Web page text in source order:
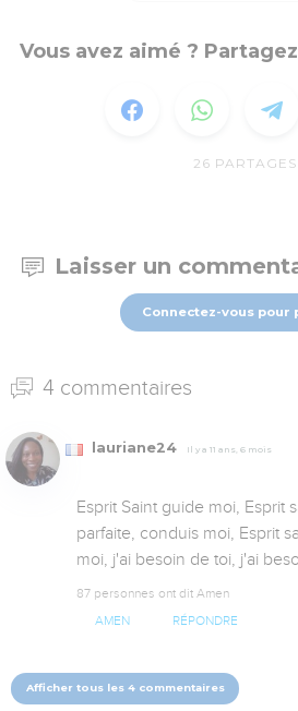
Vous avez aimé ?
26 PARTAGES
Laisser un
Connectez-vous pour
4 commentaires
lauriane24 Il y a 11 ans, 6 mois
Esprit Saint guide moi, Esprit
parfaite, conduis moi, Esprit
moi, j'ai besoin de toi, j'ai
87 personnes ont dit Amen
AMEN RÉPONDRE
Afficher tous les 4 commentaires